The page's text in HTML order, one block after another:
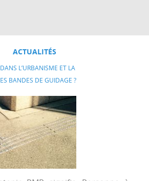
ACTUALITÉS
L’URBANISME ET LA
BANDES DE GUIDAGE ?